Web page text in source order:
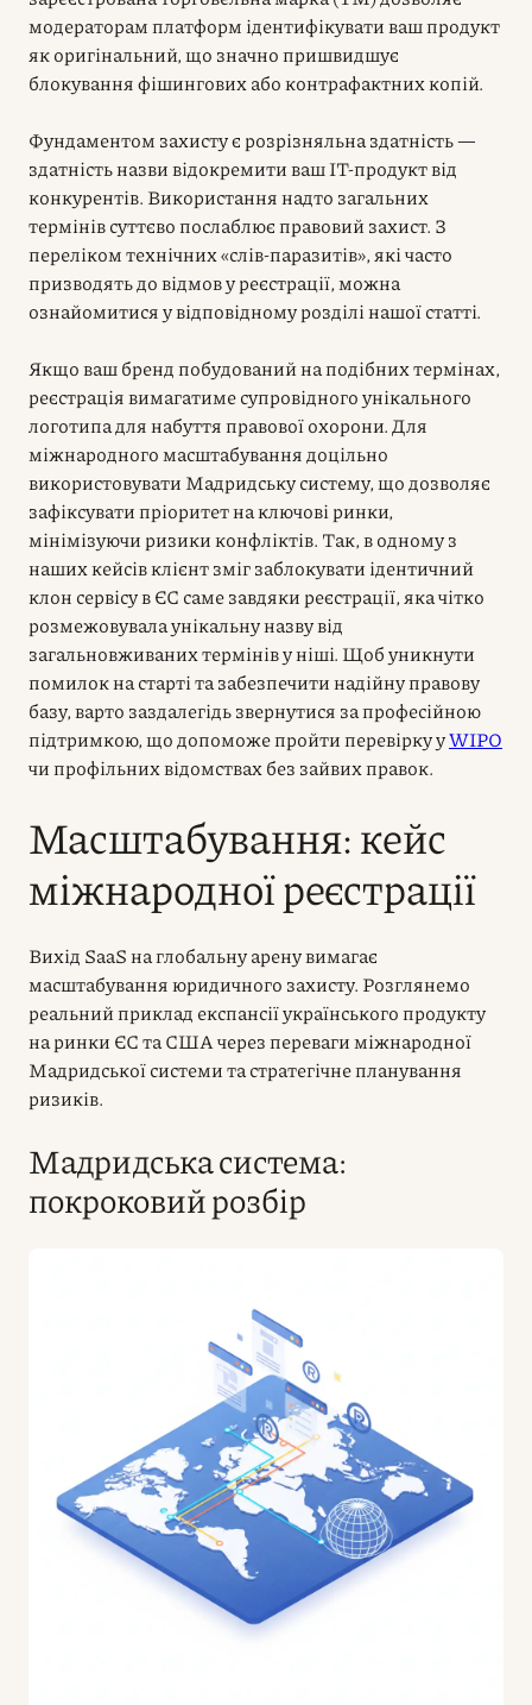
модераторам платформ ідентифікувати ваш продукт
як оригінальний, що значно пришвидшує
блокування фішингових або контрафактних копій.
Фундаментом захисту є розрізняльна здатність —
здатність назви відокремити ваш IT-продукт від
конкурентів. Використання надто загальних
термінів суттєво послаблює правовий захист. З
переліком технічних «слів-паразитів», які часто
призводять до відмов у реєстрації, можна
ознайомитися у відповідному розділі нашої статті.
Якщо ваш бренд побудований на подібних термінах,
реєстрація вимагатиме супровідного унікального
логотипа для набуття правової охорони. Для
міжнародного масштабування доцільно
використовувати Мадридську систему, що дозволяє
зафіксувати пріоритет на ключові ринки,
мінімізуючи ризики конфліктів. Так, в одному з
наших кейсів клієнт зміг заблокувати ідентичний
клон сервісу в ЄС саме завдяки реєстрації, яка чітко
розмежовувала унікальну назву від
загальновживаних термінів у ніші. Щоб уникнути
помилок на старті та забезпечити надійну правову
базу, варто заздалегідь звернутися за професійною
підтримкою, що допоможе пройти перевірку уWIPO
чи профільних відомствах без зайвих правок.
Масштабування: кейс
міжнародної реєстрації
Вихід SaaS на глобальну арену вимагає
масштабування юридичного захисту. Розглянемо
реальний приклад експансії українського продукту
на ринки ЄС та США через переваги міжнародної
Мадридської системи та стратегічне планування
ризиків.
Мадридська система:
покроковий розбір